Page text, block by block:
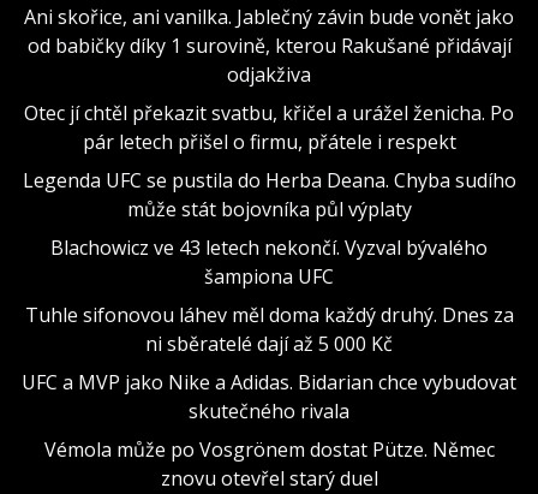
Ani skořice, ani vanilka. Jablečný závin bude vonět jako
od babičky díky 1 surovině, kterou Rakušané přidávají
odjakživa
Otec jí chtěl překazit svatbu, křičel a urážel ženicha. Po
pár letech přišel o firmu, přátele i respekt
Legenda UFC se pustila do Herba Deana. Chyba sudího
může stát bojovníka půl výplaty
Blachowicz ve 43 letech nekončí. Vyzval bývalého
šampiona UFC
Tuhle sifonovou láhev měl doma každý druhý. Dnes za
ni sběratelé dají až 5 000 Kč
UFC a MVP jako Nike a Adidas. Bidarian chce vybudovat
skutečného rivala
Vémola může po Vosgrönem dostat Pütze. Němec
znovu otevřel starý duel